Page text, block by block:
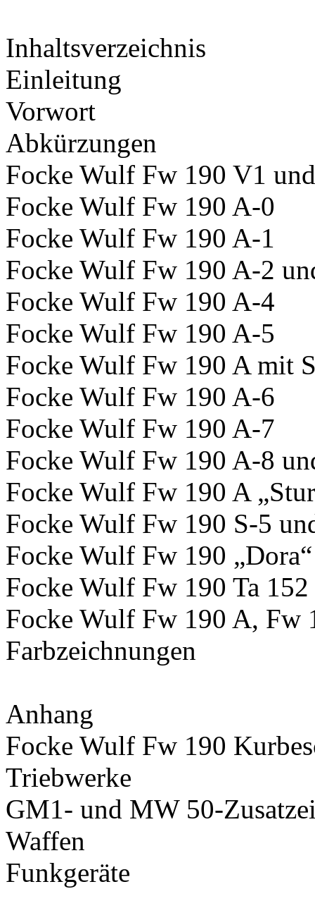
Inhaltsverzeichnis
Einleitung
Vorwort
Abkürzungen
Focke Wulf Fw 190 V1
Focke Wulf Fw 190 A-0
Focke Wulf Fw 190 A-1
Focke Wulf Fw 190 A-2
Focke Wulf Fw 190 A-4
Focke Wulf Fw 190 A-5
Focke Wulf Fw 190 A mit
Focke Wulf Fw 190 A-6
Focke Wulf Fw 190 A-7
Focke Wulf Fw 190 A-8
Focke Wulf Fw 190 A
Focke Wulf Fw 190 S-5
Focke Wulf Fw 190 „Dora“
Focke Wulf Fw 190 Ta
Focke Wulf Fw 190 A, Fw
Farbzeichnungen
Anhang
Focke Wulf Fw 190
Triebwerke
GM1- und MW 50-
Waffen
Funkgeräte